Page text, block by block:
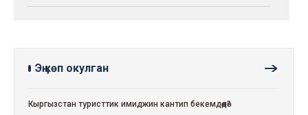
Эң көп окулган
Кыргызстан туристтик имиджин кантип бекемдөөдө?